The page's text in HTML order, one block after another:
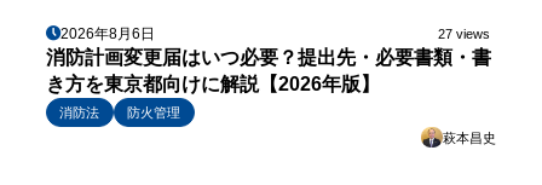
2026年8月6日 27 views
消防計画変更届はいつ必要？提出先・必要書類・書
き方を東京都向けに解説【2026年版】
消防法
防火管理
萩本昌史